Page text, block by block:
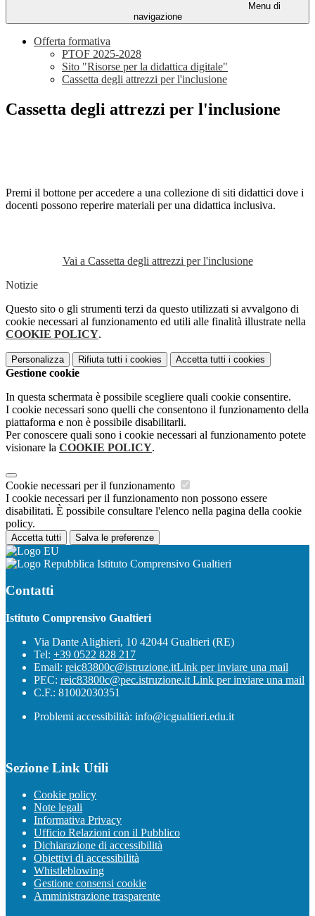
Menu di
navigazione
Offerta formativa
PTOF 2025-2028
Sito "Risorse per la didattica digitale"
Cassetta degli attrezzi per l'inclusione
Cassetta degli attrezzi per l'inclusione
Premi il bottone per accedere a una collezione di siti didattici dove i
docenti possono reperire materiali per una didattica inclusiva.
Vai a Cassetta degli attrezzi per l'inclusione
Notizie
Questo sito o gli strumenti terzi da questo utilizzati si avvalgono di
cookie necessari al funzionamento ed utili alle finalità illustrate nella
COOKIE POLICY.
Personalizza Rifiuta tutti i cookies Accetta tutti i cookies
Gestione cookie
In questa schermata è possibile scegliere quali cookie consentire.
I cookie necessari sono quelli che consentono il funzionamento della
piattaforma e non è possibile disabilitarli.
Per conoscere quali sono i cookie necessari al funzionamento potete
visionare la COOKIE POLICY.
Cookie necessari per il funzionamento
I cookie necessari per il funzionamento non possono essere
disabilitati. È possibile consultare l'elenco nella pagina della cookie
policy.
Accetta tutti Salva le preferenze
Istituto Comprensivo Gualtieri
Contatti
Istituto Comprensivo Gualtieri
Via Dante Alighieri, 10 42044 Gualtieri (RE)
Tel: +39 0522 828 217
Email: reic83800c@istruzione.itLink per inviare una mail
PEC: reic83800c@pec.istruzione.it Link per inviare una mail
C.F.: 81002030351
Problemi accessibilità: info@icgualtieri.edu.it
Sezione Link Utili
Cookie policy
Note legali
Informativa Privacy
Ufficio Relazioni con il Pubblico
Dichiarazione di accessibilità
Obiettivi di accessibilità
Whistleblowing
Gestione consensi cookie
Amministrazione trasparente